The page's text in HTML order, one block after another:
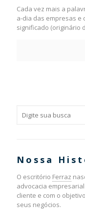
Cada vez mais a
a-dia das empresas e
significado (originário
Nossa
O escritório Ferraz
advocacia
cliente e com o
seus negócios.